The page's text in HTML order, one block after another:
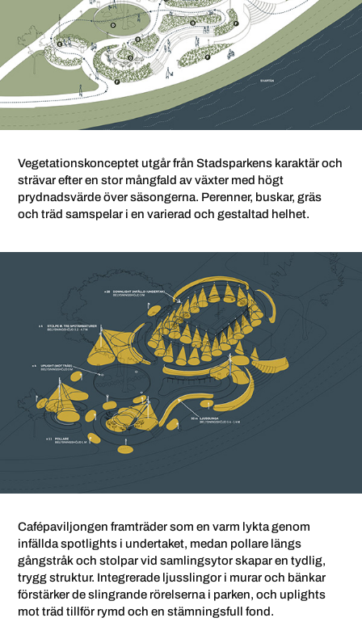
Vegetationskonceptet utgår från Stadsparkens karaktär och
strävar efter en stor mångfald av växter med högt
prydnadsvärde över säsongerna. Perenner, buskar, gräs
och träd samspelar i en varierad och gestaltad helhet.
Cafépaviljongen framträder som en varm lykta genom
infällda spotlights i undertaket, medan pollare längs
gångstråk och stolpar vid samlingsytor skapar en tydlig,
trygg struktur. Integrerade ljusslingor i murar och bänkar
förstärker de slingrande rörelserna i parken, och uplights
mot träd tillför rymd och en stämningsfull fond.